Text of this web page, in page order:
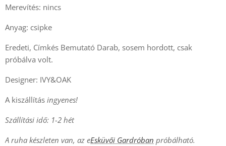
Merevítés: nincs
Anyag: csipke
Eredeti, Címkés Bemutató Darab, sosem hordott, csak
próbálva volt.
Designer: IVY&OAK
A kiszállítás ingyenes!
Szállítási idő: 1-2 hét
A ruha készleten van, az eEsküvői Gardróban próbálható.